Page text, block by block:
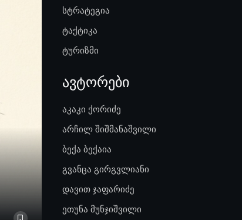
სტრატეგია
ტაქტიკა
ტურიზმი
ავტორები
აკაკი ქორიძე
არჩილ შიშმანაშვილი
ბექა ბექაია
გვანცა გირგვლიანი
დავით ჯაფარიძე
ეთუნა მუნჯიშვილი